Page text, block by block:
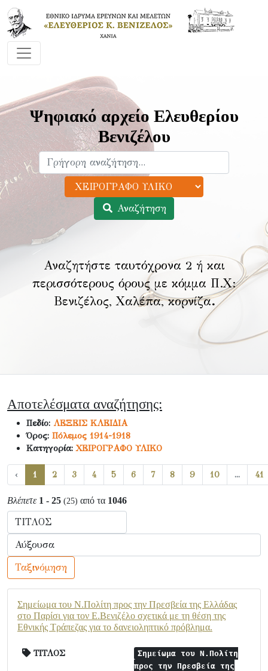
Ψηφιακό αρχείο Ελευθερίου
Βενιζέλου
Αναζήτηση
Αναζητήστε ταυτόχρονα 2 ή και
περισσότερους όρους με κόμμα Π.Χ:
Βενιζέλος, Χαλέπα, κορνίζα.
Αποτελέσματα αναζήτησης:
Πεδίο: ΛΕΞΕΙΣ ΚΛΕΙΔΙΑ
Όρος: Πόλεμος 1914-1918
Κατηγορία:ΧΕΙΡΟΓΡΑΦΟ ΥΛΙΚΟ
‹ 1 2 3 4 5 6 7 8 9 10 ... 41
Βλέπετε 1 - 25 (25) από τα 1046
Ταξινόμηση
Σημείωμα του Ν.Πολίτη προς την Πρεσβεία της Ελλάδας
στο Παρίσι για τον Ε.Βενιζέλο σχετικά με τη θέση της
Εθνικής Τράπεζας για το δανειοληπτικό πρόβλημα.
ΤΙΤΛΟΣ
Σημείωμα του Ν.Πολίτη
προς την Πρεσβεία της